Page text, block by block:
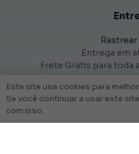
Entrega em
Frete Grátis para toda
Este site usa cookies para
Se você continuar a usar este
com isso.